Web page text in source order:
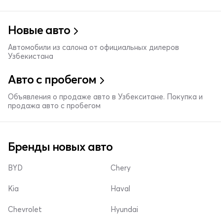
Новые авто
Автомобили из салона от официальных дилеров
Узбекистана
Авто с пробегом
Объявления о продаже авто в Узбекситане. Покупка и
продажа авто с пробегом
Бренды новых авто
BYD
Kia
Chevrolet
Chery
Haval
Hyundai